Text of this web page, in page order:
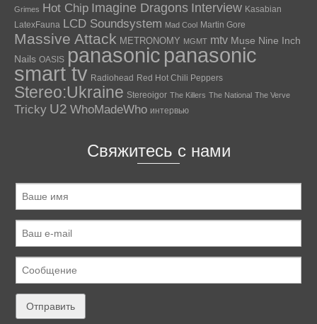
Grimes Hot Chip Imagine Dragons Interview Kasabian
LatexFauna LCD Soundsystem Mad Cool Martin Gore
Massive Attack METRONOMY MGMT mtv Muse Nine Inch
Nails OASIS panasonic panasonic
smart tv Radiohead Red Hot Chili Peppers
Stereo:Ukraine Stereoigor The Killers The National The Verve
Tricky U2 WhoMadeWho интервью
Свяжитесь с нами